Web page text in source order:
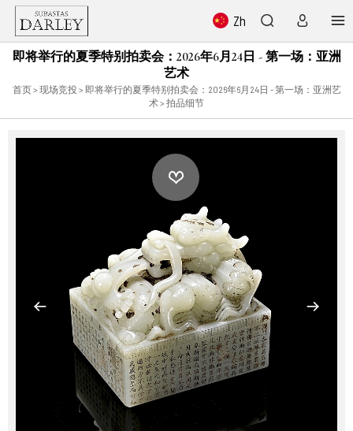
Zh
即将举行的夏季特别拍卖会：2026年6月24日 - 第一场：亚洲
艺术
首页> 现场竞投 > 即将举行的夏季特别拍卖会：2026年6月24日 - 第一场：亚洲艺
术> 拍品细节